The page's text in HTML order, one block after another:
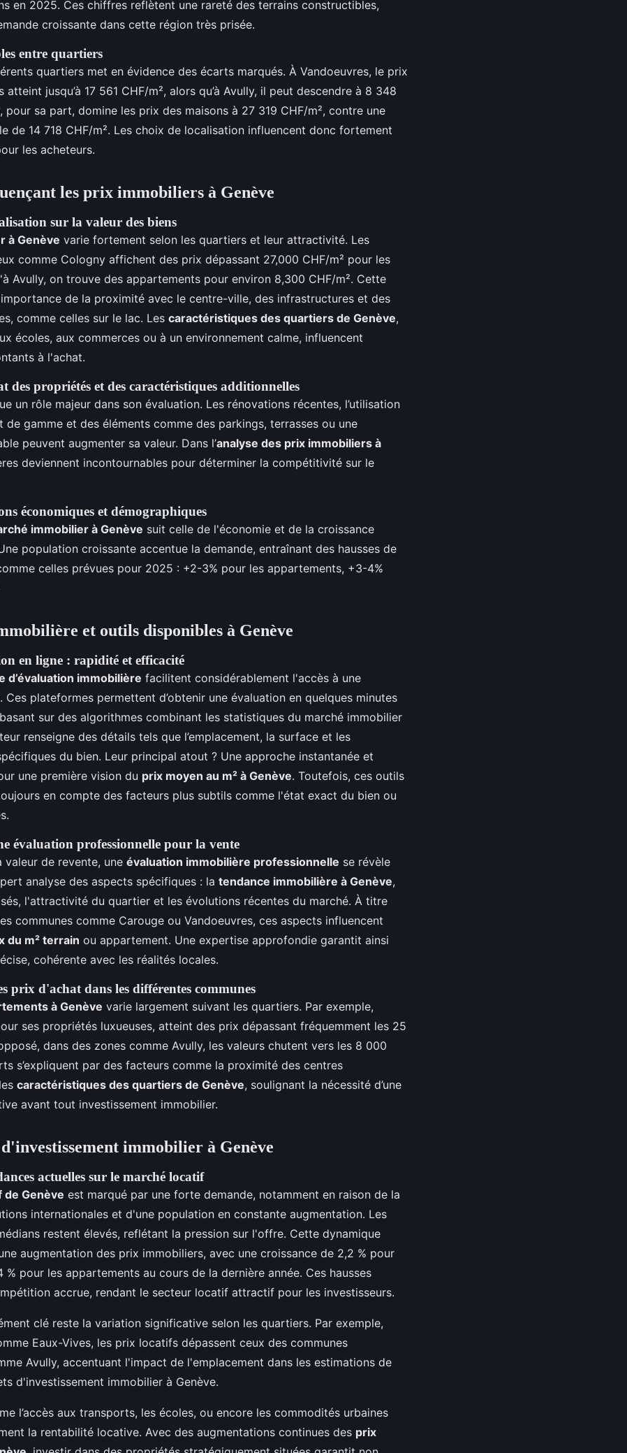
en 2025. Ces chiffres reflètent une rareté des terrains constructibles,
croissante dans cette région très prisée.
entre quartiers
quartiers met en évidence des écarts marqués. À Vandoeuvres, le prix
jusqu’à 17 561 CHF/m², alors qu’à Avully, il peut descendre à 8 348
pour sa part, domine les prix des maisons à 27 319 CHF/m², contre une
de 14 718 CHF/m². Les choix de localisation influencent donc fortement
les acheteurs.
les prix immobiliers à Genève
sur la valeur des biens
à Genève varie fortement selon les quartiers et leur attractivité. Les
comme Cologny affichent des prix dépassant 27,000 CHF/m² pour les
Avully, on trouve des appartements pour environ 8,300 CHF/m². Cette
de la proximité avec le centre-ville, des infrastructures et des
comme celles sur le lac. Les caractéristiques des quartiers de Genève,
écoles, aux commerces ou à un environnement calme, influencent
à l'achat.
des propriétés et des caractéristiques additionnelles
un rôle majeur dans son évaluation. Les rénovations récentes, l’utilisation
de gamme et des éléments comme des parkings, terrasses ou une
peuvent augmenter sa valeur. Dans l’analyse des prix immobiliers à
deviennent incontournables pour déterminer la compétitivité sur le
économiques et démographiques
immobilier à Genève suit celle de l'économie et de la croissance
population croissante accentue la demande, entraînant des hausses de
celles prévues pour 2025 : +2-3% pour les appartements, +3-4%
et outils disponibles à Genève
en ligne : rapidité et efficacité
d’évaluation immobilière facilitent considérablement l'accès à une
Ces plateformes permettent d’obtenir une évaluation en quelques minutes
sur des algorithmes combinant les statistiques du marché immobilier
renseigne des détails tels que l’emplacement, la surface et les
du bien. Leur principal atout ? Une approche instantanée et
une première vision du prix moyen au m² à Genève. Toutefois, ces outils
en compte des facteurs plus subtils comme l'état exact du bien ou
évaluation professionnelle pour la vente
valeur de revente, une évaluation immobilière professionnelle se révèle
analyse des aspects spécifiques : la tendance immobilière à Genève,
l'attractivité du quartier et les évolutions récentes du marché. À titre
communes comme Carouge ou Vandoeuvres, ces aspects influencent
du m² terrain ou appartement. Une expertise approfondie garantit ainsi
cohérente avec les réalités locales.
prix d'achat dans les différentes communes
à Genève varie largement suivant les quartiers. Par exemple,
ses propriétés luxueuses, atteint des prix dépassant fréquemment les 25
dans des zones comme Avully, les valeurs chutent vers les 8 000
s’expliquent par des facteurs comme la proximité des centres
caractéristiques des quartiers de Genève, soulignant la nécessité d’une
avant tout investissement immobilier.
immobilier à Genève
actuelles sur le marché locatif
de Genève est marqué par une forte demande, notamment en raison de la
internationales et d'une population en constante augmentation. Les
restent élevés, reflétant la pression sur l'offre. Cette dynamique
augmentation des prix immobiliers, avec une croissance de 2,2 % pour
% pour les appartements au cours de la dernière année. Ces hausses
accrue, rendant le secteur locatif attractif pour les investisseurs.
clé reste la variation significative selon les quartiers. Par exemple,
Eaux-Vives, les prix locatifs dépassent ceux des communes
Avully, accentuant l'impact de l'emplacement dans les estimations de
d'investissement immobilier à Genève.
l’accès aux transports, les écoles, ou encore les commodités urbaines
la rentabilité locative. Avec des augmentations continues des prix